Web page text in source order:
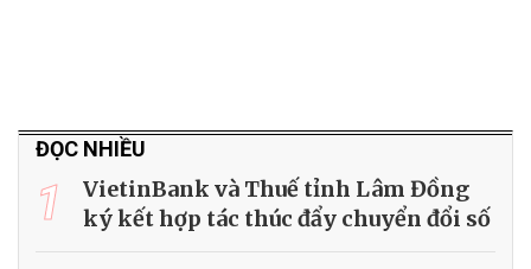
ĐỌC NHIỀU
1
VietinBank và Thuế tỉnh Lâm Đồng
ký kết hợp tác thúc đẩy chuyển đổi số